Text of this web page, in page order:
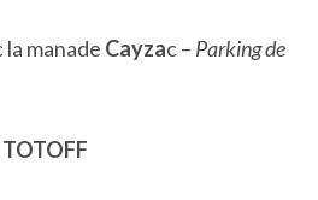
manade Cayzac – Parking de
TOTOFF